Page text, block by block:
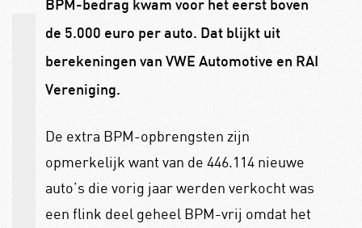
BPM-bedrag kwam voor het eerst boven
de 5.000 euro per auto. Dat blijkt uit
berekeningen van VWE Automotive en RAI
Vereniging.
De extra BPM-opbrengsten zijn
opmerkelijk want van de 446.114 nieuwe
auto’s die vorig jaar werden verkocht was
een flink deel geheel BPM-vrij omdat het